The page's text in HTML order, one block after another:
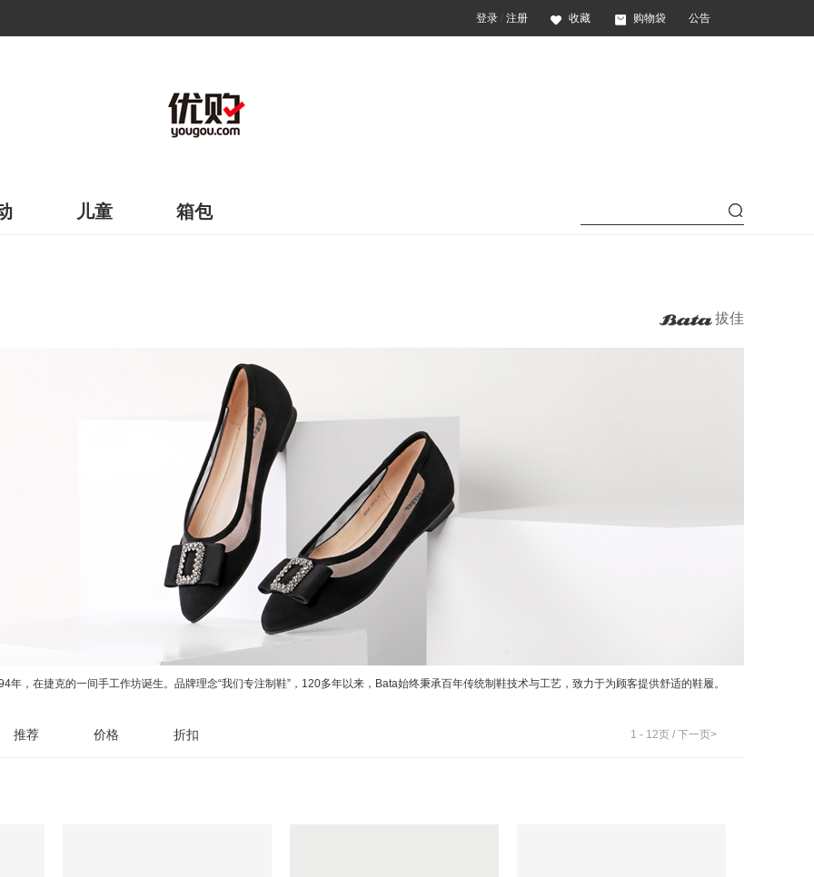
登录 / 注册 收藏 购物袋 公告
儿童 箱包
拔佳
年，在捷克的一间手工作坊诞生。品牌理念“我们专注制鞋”，120多年以来，Bata始终秉承百年传统制鞋技术与工艺，致力于为顾客提供舒适的鞋履。
推荐 价格 折扣 1 - 12页 / 下一页>